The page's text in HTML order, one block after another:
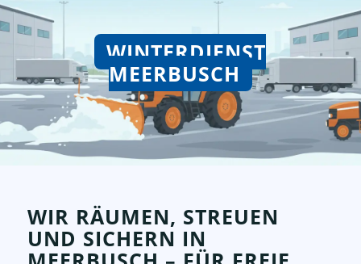
WINTERDIENST
MEERBUSCH
WIR RÄUMEN, STREUEN
UND SICHERN IN